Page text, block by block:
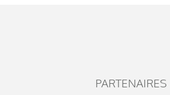
PARTENAIRES